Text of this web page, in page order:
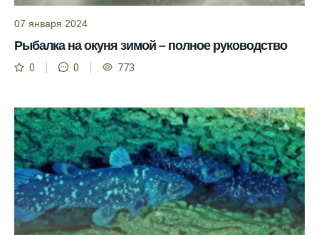
Благодаря точному прогнозу, я смог
области.
Ожидается хороший улов в январе, с
учетом прогноза клева.
Сезонная таблица активности рыбы
помогает планировать рыбалку в разные
месяцы.
Инструкция по подготовке к рыбалке
07 января 2024
Рыбалка на окуня зимой – полное руководство
0 0 773